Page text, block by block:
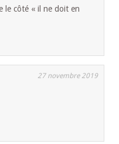
le côté « il ne doit en
27 novembre 2019